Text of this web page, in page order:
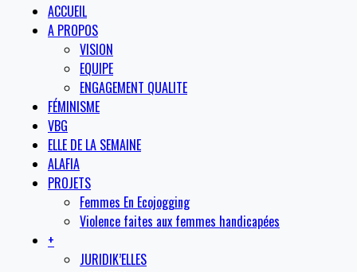
ACCUEIL
A PROPOS
VISION
EQUIPE
ENGAGEMENT QUALITE
FÉMINISME
VBG
ELLE DE LA SEMAINE
ALAFIA
PROJETS
Femmes En Ecojogging
Violence faites aux femmes handicapées
+
JURIDIK’ELLES